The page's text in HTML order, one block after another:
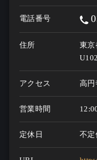
電話番号
住所
東京
U102
アクセス 高円
営業時間
定休日 不定